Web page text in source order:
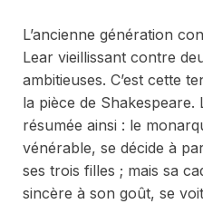
L’ancienne génération
Lear vieillissant contre
ambitieuses. C’est cette
la pièce de Shakespeare.
résumée ainsi : le
vénérable, se décide à
ses trois filles ; mais sa
sincère à son goût, se